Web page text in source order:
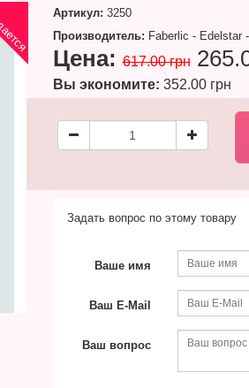
Артикул: 3250
Производитель: Faberlic - Edelstar
Цена: 617.00 грн
Вы экономите: 352.00 грн
Задать вопрос по этому товару
Ваше имя
Ваш E-Mail
Ваш вопрос